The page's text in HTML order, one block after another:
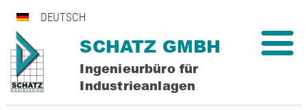
DEUTSCH
SCHATZ GMBH
Ingenieurbüro für
Industrieanlagen